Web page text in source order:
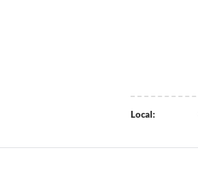
Local: